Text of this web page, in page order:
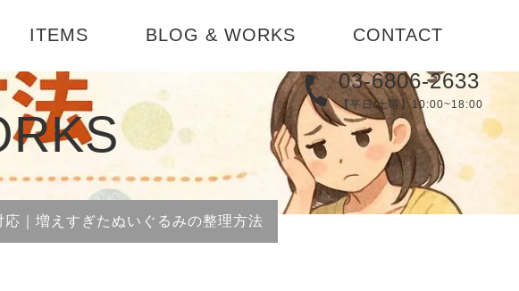
お部屋診断
1DAY模様替え
ート
ー
ITEMS
テーブル
書籍
BLOG & WORKS
メディア
お知らせ
CONTACT
03-6806-2633
【平日/土曜】10:00~18:00
｜増えすぎたぬいぐるみの整理方法